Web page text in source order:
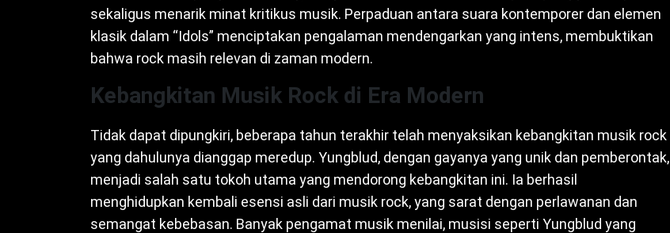
sekaligus menarik minat kritikus musik. Perpaduan antara suara kontemporer dan elemen
klasik dalam “Idols” menciptakan pengalaman mendengarkan yang intens, membuktikan
bahwa rock masih relevan di zaman modern.
Kebangkitan Musik Rock di Era Modern
Tidak dapat dipungkiri, beberapa tahun terakhir telah menyaksikan kebangkitan musik rock
yang dahulunya dianggap meredup. Yungblud, dengan gayanya yang unik dan pemberontak,
menjadi salah satu tokoh utama yang mendorong kebangkitan ini. Ia berhasil
menghidupkan kembali esensi asli dari musik rock, yang sarat dengan perlawanan dan
semangat kebebasan. Banyak pengamat musik menilai, musisi seperti Yungblud yang